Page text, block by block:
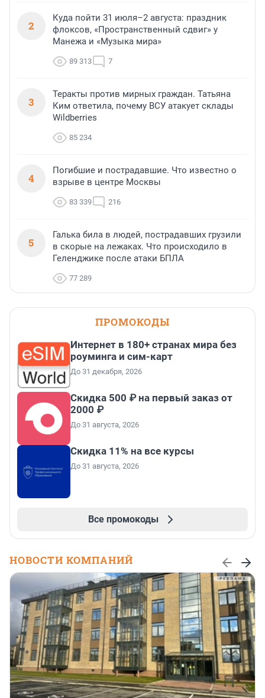
2
Куда пойти 31 июля–2 августа: праздник
флоксов, «Пространственный сдвиг» у
Манежа и «Музыка мира»
89 313 7
3
Теракты против мирных граждан. Татьяна
Ким ответила, почему ВСУ атакует склады
Wildberries
85 234
4
Погибшие и пострадавшие. Что известно о
взрыве в центре Москвы
83 339 216
5
Галька била в людей, пострадавших грузили
в скорые на лежаках. Что происходило в
Геленджике после атаки БПЛА
77 289
ПРОМОКОДЫ
Интернет в 180+ странах мира без
роуминга и сим-карт
До 31 декабря, 2026
Скидка 500 ₽ на первый заказ от
2000 ₽
До 31 августа, 2026
Скидка 11% на все курсы
До 31 августа, 2026
Все промокоды
НОВОСТИ КОМПАНИЙ